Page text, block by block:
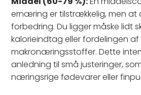
ernæring er tilstrækkelig, men at
forbedring. Du ligger måske lidt
kalorieindtag eller fordelingen af
makronæringsstoffer. Dette
anledning til små justeringer,
næringsrige fødevarer eller